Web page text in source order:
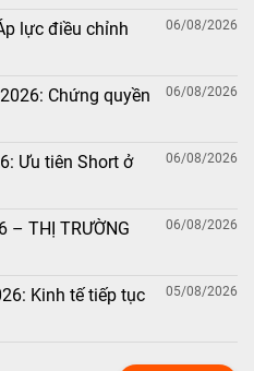
lực điều chỉnh
06/08/2026
Chứng quyền
06/08/2026
Ưu tiên Short ở
06/08/2026
– THỊ TRƯỜNG
06/08/2026
Kinh tế tiếp tục
05/08/2026